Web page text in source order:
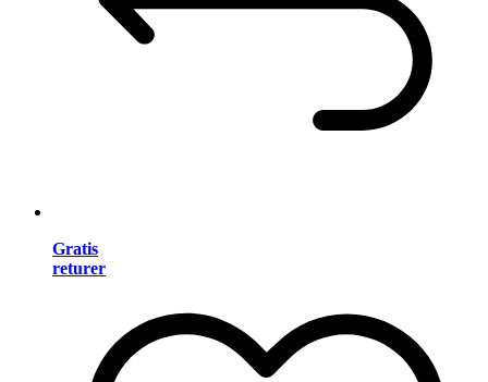
Gratis
returer